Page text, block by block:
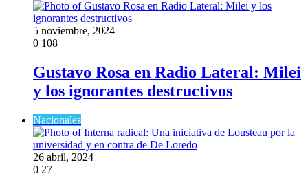
5 noviembre, 2024
0 108
Gustavo Rosa en Radio Lateral: Milei
y los ignorantes destructivos
Nacionales
26 abril, 2024
0 27